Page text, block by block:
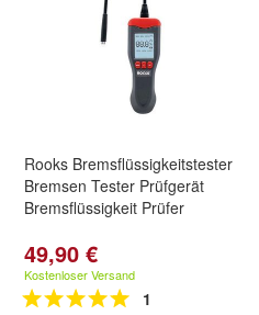
Rooks Bremsflüssigkeitstester
Bremsen Tester Prüfgerät
Bremsflüssigkeit Prüfer
49,90 €
Kostenloser Versand
1